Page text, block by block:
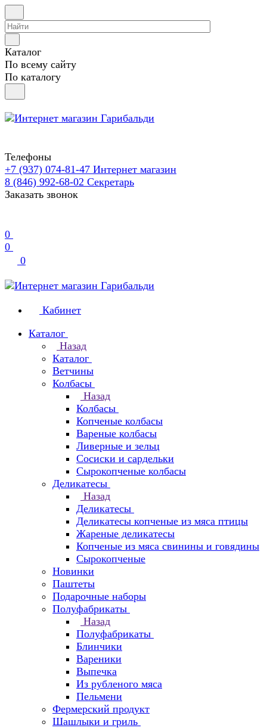
Каталог
По всему сайту
По каталогу
Телефоны
+7 (937) 074-81-47 Интернет магазин
8 (846) 992-68-02 Секретарь
Заказать звонок
0
0
0
Кабинет
Каталог
Назад
Каталог
Ветчины
Колбасы
Назад
Колбасы
Копченые колбасы
Вареные колбасы
Ливерные и зельц
Сосиски и сардельки
Сырокопченые колбасы
Деликатесы
Назад
Деликатесы
Деликатесы копченые из мяса птицы
Жареные деликатесы
Копченые из мяса свинины и говядины
Сырокопченые
Новинки
Паштеты
Подарочные наборы
Полуфабрикаты
Назад
Полуфабрикаты
Блинчики
Вареники
Выпечка
Из рубленого мяса
Пельмени
Фермерский продукт
Шашлыки и гриль